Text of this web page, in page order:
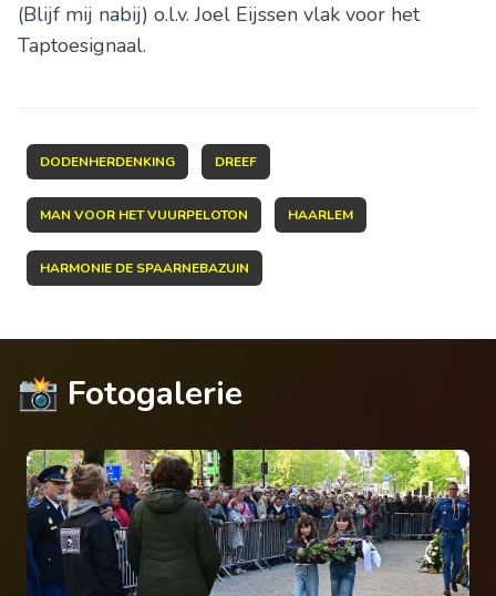
(Blijf mij nabij) o.l.v. Joel Eijssen vlak voor het
Taptoesignaal.
DODENHERDENKING DREEF
MAN VOOR HET VUURPELOTON HAARLEM
HARMONIE DE SPAARNEBAZUIN
📸 Fotogalerie